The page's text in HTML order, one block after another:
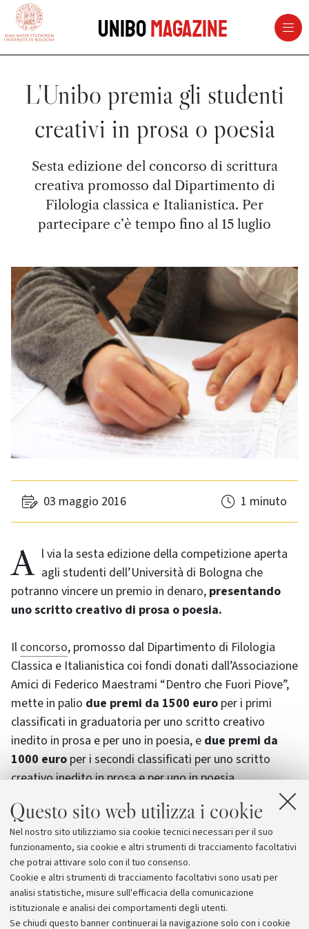
Questo sito web utilizza i cookie
Nel nostro sito utilizziamo sia cookie tecnici necessari per il suo
funzionamento, sia cookie e altri strumenti di tracciamento facoltativi
che potrai attivare solo con il tuo consenso.
Cookie e altri strumenti di tracciamento facoltativi sono usati per
analisi statistiche, misure sull'efficacia della comunicazione
istituzionale e analisi dei comportamenti degli utenti.
Se chiudi questo banner continuerai la navigazione solo con i cookie
vai al contenuto della pagina
UniboMagazine
L'Unibo premia gli studenti
creativi in prosa o poesia
Sesta edizione del concorso di scrittura
creativa promosso dal Dipartimento di
Filologia classica e Italianistica. Per
partecipare c’è tempo fino al 15 luglio
03 maggio 2016 1 minuto
Al via la sesta edizione della competizione aperta agli studenti dell’Università di Bologna che
potranno vincere un premio in denaro, presentando
uno scritto creativo di prosa o poesia.
Il concorso, promosso dal Dipartimento di Filologia
Classica e Italianistica coi fondi donati dall’Associazione
Amici di Federico Maestrami “Dentro che Fuori Piove”,
mette in palio due premi da 1500 euro per i primi
classificati in graduatoria per uno scritto creativo
inedito in prosa e per uno in poesia, e due premi da
1000 euro per i secondi classificati per uno scritto
creativo inedito in prosa e per uno in poesia.
C'è tempo fino al 15 luglio 2016per presentare il
proprio lavoro, scritto creativo di prosa o una raccolta
di poesie. Unico limite: non superare le 60mila battute.